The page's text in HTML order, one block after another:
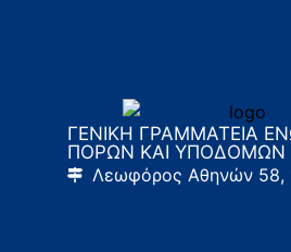
ΓΕΝΙΚΗ ΓΡΑΜΜΑΤΕΙΑ
ΠΟΡΩΝ ΚΑΙ ΥΠΟΔΟΜΩΝ
Λεωφόρος Αθηνών 58,